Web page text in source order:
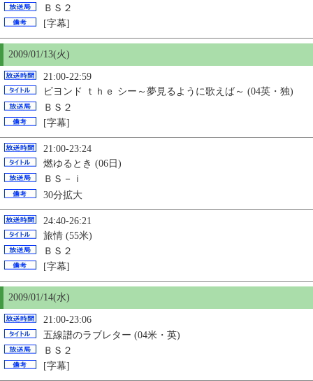
ＢＳ２
[字幕]
2009/01/13(火)
21:00-22:59
ビヨンド ｔｈｅ シー～夢見るように歌えば～ (04英・独)
ＢＳ２
[字幕]
21:00-23:24
燃ゆるとき (06日)
ＢＳ－ｉ
30分拡大
24:40-26:21
旅情 (55米)
ＢＳ２
[字幕]
2009/01/14(水)
21:00-23:06
五線譜のラブレター (04米・英)
ＢＳ２
[字幕]